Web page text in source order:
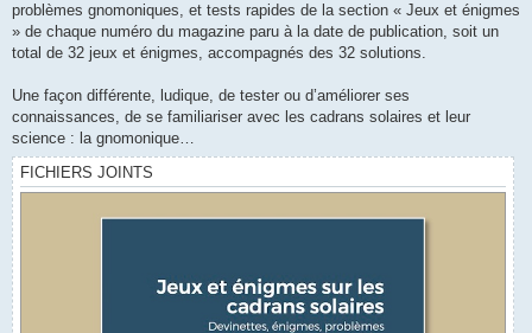
problèmes gnomoniques, et tests rapides de la section « Jeux et énigmes
» de chaque numéro du magazine paru à la date de publication, soit un
total de 32 jeux et énigmes, accompagnés des 32 solutions.
Une façon différente, ludique, de tester ou d’améliorer ses
connaissances, de se familiariser avec les cadrans solaires et leur
science : la gnomonique…
FICHIERS JOINTS